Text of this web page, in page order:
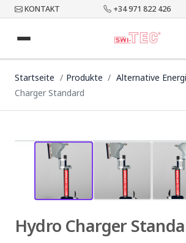
KONTAKT +34 971 822 426
Startseite Produkte Alternative
Charger Standard
Hydro Charger